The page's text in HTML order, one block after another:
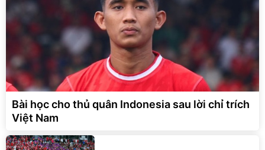
Bài học cho thủ quân Indonesia sau lời chỉ trích
Việt Nam